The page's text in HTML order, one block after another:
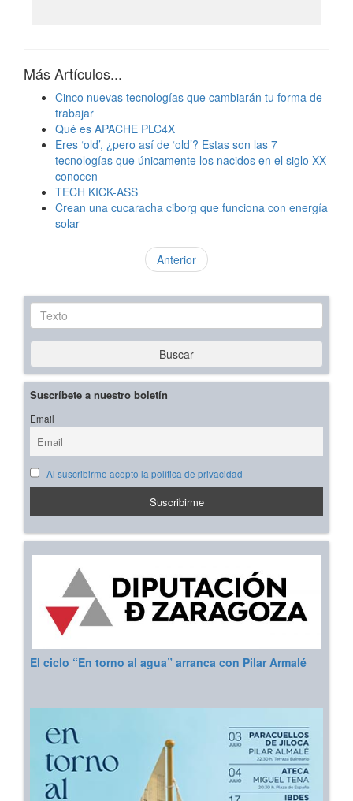
Más Artículos...
Cinco nuevas tecnologías que cambiarán tu forma de
trabajar
Qué es APACHE PLC4X
Eres ‘old’, ¿pero así de ‘old’? Estas son las 7
tecnologías que únicamente los nacidos en el siglo XX
conocen
TECH KICK-ASS
Crean una cucaracha ciborg que funciona con energía
solar
Anterior
Texto
Buscar
Suscríbete a nuestro boletín
Email
Al suscribirme acepto la política de privacidad
El ciclo “En torno al agua” arranca con Pilar Armalé